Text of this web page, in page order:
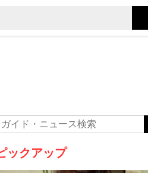
ックアップ